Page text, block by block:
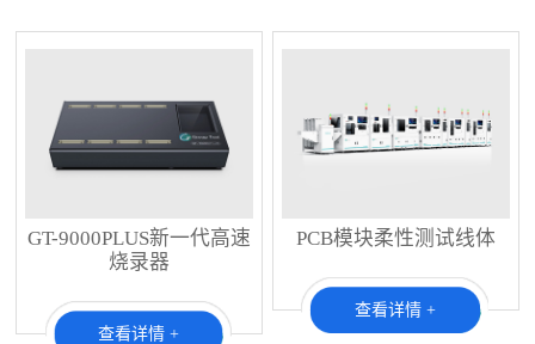
GT-9000PLUS新一代高速
烧录器
查看详情 +
PCB模块柔性测试线体
查看详情 +